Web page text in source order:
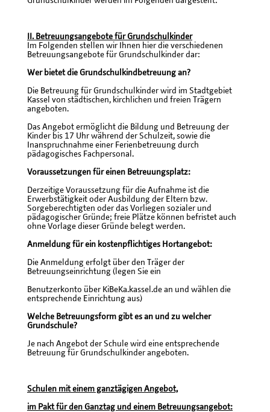
II. Betreuungsangebote für Grundschulkinder
Im Folgenden stellen wir Ihnen hier die verschiedenen
Betreuungsangebote für Grundschulkinder dar:
Wer bietet die Grundschulkindbetreuung an?
Die Betreuung für Grundschulkinder wird im Stadtgebiet
Kassel von städtischen, kirchlichen und freien Trägern
angeboten.
Das Angebot ermöglicht die Bildung und Betreuung der
Kinder bis 17 Uhr während der Schulzeit, sowie die
Inanspruchnahme einer Ferienbetreuung durch
pädagogisches Fachpersonal.
Voraussetzungen für einen Betreuungsplatz:
Derzeitige Voraussetzung für die Aufnahme ist die
Erwerbstätigkeit oder Ausbildung der Eltern bzw.
Sorgeberechtigten oder das Vorliegen sozialer und
pädagogischer Gründe; freie Plätze können befristet auch
ohne Vorlage dieser Gründe belegt werden.
Anmeldung für ein kostenpflichtiges Hortangebot:
Die Anmeldung erfolgt über den Träger der
Betreuungseinrichtung (legen Sie ein
Benutzerkonto über KiBeKa.kassel.de an und wählen die
entsprechende Einrichtung aus)
Welche Betreuungsform gibt es an und zu welcher
Grundschule?
Je nach Angebot der Schule wird eine entsprechende
Betreuung für Grundschulkinder angeboten.
Schulen mit einem ganztägigen Angebot,
im Pakt für den Ganztag und einem Betreuungsangebot: